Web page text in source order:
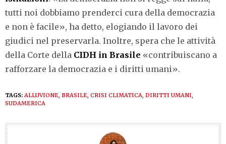
tutti noi dobbiamo prenderci cura della democrazia
e non è facile», ha detto, elogiando il lavoro dei
giudici nel preservarla. Inoltre, spera che le attività
della Corte della CIDH in Brasile «contribuiscano a
rafforzare la democrazia e i diritti umani».
TAGS: ALLUVIONE BRASILE CRISI CLIMATICA DIRITTI UMANI
SUDAMERICA